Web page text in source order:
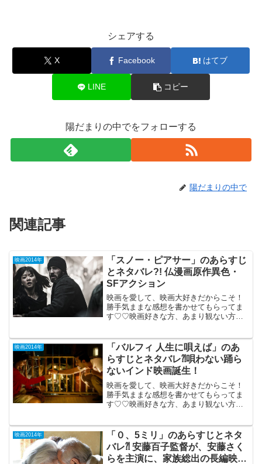
シェアする
X Facebook はてブ
LINE コピー
陽だまりの中でをフォローする
陽だまりの中で
関連記事
映画2014年
「スノー・ピアサー」のあらすじ
とネタバレ?! 仏漫画原作異色・
SFアクション
映画を愛して、映画大好きだからこそ！
勝手気ままな感想を書かせてもらってま
す♡♡映画好きな方、あまり観ない方
ランスの漫画を原作に韓国の名監督ポ
ン・ジュノ...
映画2014年
「バルフィ 人生に唄えば」のあ
らすじとネタバレ⁈唄わない踊ら
ないインド映画誕生！
映画を愛して、映画大好きだからこそ！
勝手気ままな感想を書かせてもらってま
す♡♡映画好きな方、あまり観ない方
映画）2014年8月22日公開（151
分） 唄わなくて...
映画2014年
「０、5ミリ」のあらすじとネタ
バレ⁈ 安藤百子監督が、安藤さく
らを主演に、家族総出の長編映